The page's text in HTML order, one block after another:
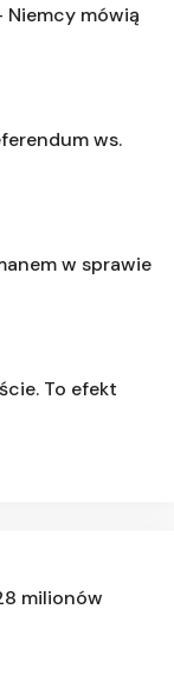
Niemcy mówią
ws.
w sprawie
To efekt
milionów